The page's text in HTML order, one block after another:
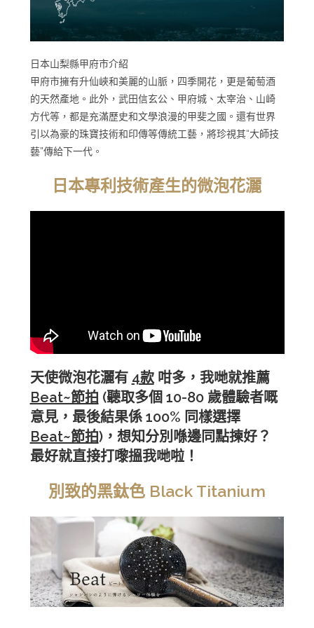
日本山梨縣甲府市介紹
甲府市擁有升仙峽和美麗的山脈，四季開花，更是葡萄酒
的天然產地。此外，武田信玄公、甲府城、太宰治、山崎
方代等，都是充滿歷史和文學浪漫的甲斐之國。還有世界
引以為豪的珠寶技術和印傳等傳統工藝，將珍視其“大師技
藝”傳給下一代。
日本專利技術產生的微泡花灑
天使微泡花灑有 4款 咁多，我哋就推薦
Beat~節拍 (聽取多個 10-80 歲體驗者嘅
意見， 最後結果係 100% 同樣選擇
Beat~節拍)，想知分別 喺邊同點揀好？
最好就直接打嚟搵我哋啦！
別致的黑鈦色 Black Titanium